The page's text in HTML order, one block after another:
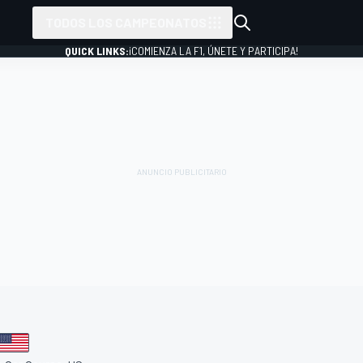
QUICK LINKS:¡COMIENZA LA F1, ÚNETE Y PARTICIPA!